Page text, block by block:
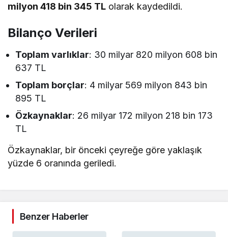
milyon 418 bin 345 TL olarak kaydedildi.
Bilanço Verileri
Toplam varlıklar: 30 milyar 820 milyon 608 bin
637 TL
Toplam borçlar: 4 milyar 569 milyon 843 bin
895 TL
Özkaynaklar: 26 milyar 172 milyon 218 bin 173
TL
Özkaynaklar, bir önceki çeyreğe göre yaklaşık
yüzde 6 oranında geriledi.
Benzer Haberler